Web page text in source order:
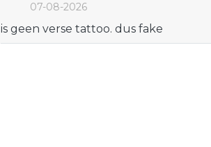
07-08-2026
is geen verse tattoo. dus fake